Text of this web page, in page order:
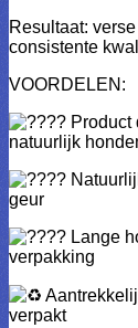
Resultaat:
consistente
VOORDELEN:
Product
natuurlijk
geur
Lange
verpakking
verpakt